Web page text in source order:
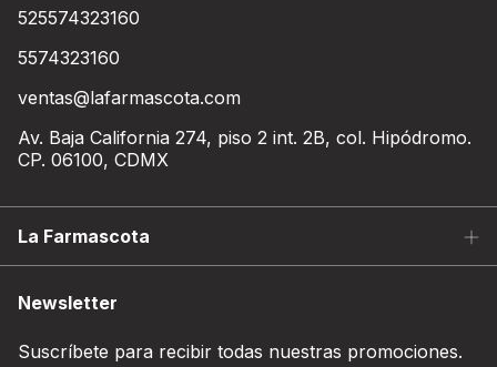
525574323160
5574323160
ventas@lafarmascota.com
Av. Baja California 274, piso 2 int. 2B, col. Hipódromo.
CP. 06100, CDMX
La Farmascota
Newsletter
Suscríbete para recibir todas nuestras promociones.